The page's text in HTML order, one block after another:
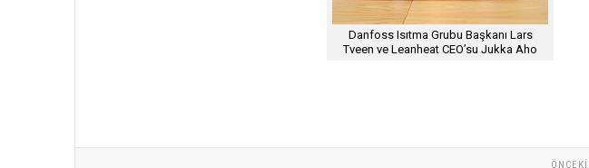
Danfoss Isıtma Grubu Başkanı Lars
Tveen ve Leanheat CEO’su Jukka Aho
ÖNCEKI